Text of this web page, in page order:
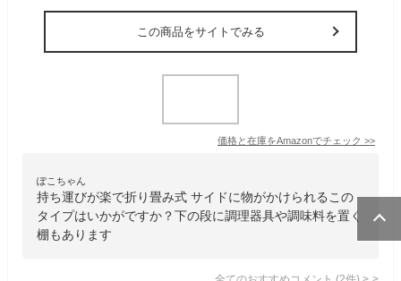
この商品をサイトでみる
価格と在庫をAmazonでチェック >>
ぽこちゃん
持ち運びが楽で折り畳み式 サイドに物がかけられるこの
タイプはいかがですか？下の段に調理器具や調味料を置く
棚もあります
全てのおすすめコメント (2件) >